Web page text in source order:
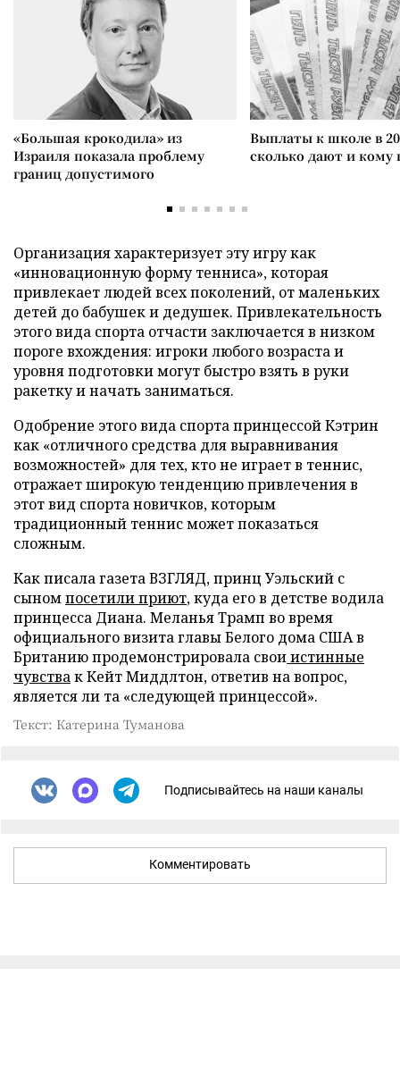
«Большая крокодила» из
Израиля показала проблему
границ допустимого
Выплаты к школе в
сколько дают и
Организация характеризует эту игру как
«инновационную форму тенниса», которая
привлекает людей всех поколений, от маленьких
детей до бабушек и дедушек. Привлекательность
этого вида спорта отчасти заключается в низком
пороге вхождения: игроки любого возраста и
уровня подготовки могут быстро взять в руки
ракетку и начать заниматься.
Одобрение этого вида спорта принцессой Кэтрин
как «отличного средства для выравнивания
возможностей» для тех, кто не играет в теннис,
отражает широкую тенденцию привлечения в
этот вид спорта новичков, которым
традиционный теннис может показаться
сложным.
Как писала газета ВЗГЛЯД, принц Уэльский с
сыномпосетили приют, куда его в детстве водила
принцесса Диана. Меланья Трамп во время
официального визита главы Белого дома США в
Британию продемонстрировала своиистинные
чувствак Кейт Миддлтон, ответив на вопрос,
является ли та «следующей принцессой».
Текст: Катерина Туманова
Подписывайтесь на наши каналы
Комментировать